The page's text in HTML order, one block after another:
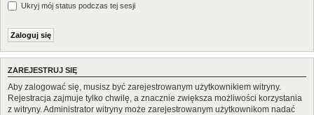
Ukryj mój status podczas tej sesji
ZAREJESTRUJ SIĘ
Aby zalogować się, musisz być zarejestrowanym użytkownikiem witryny.
Rejestracja zajmuje tylko chwilę, a znacznie zwiększa możliwości korzystania
z witryny. Administrator witryny może zarejestrowanym użytkownikom nadać